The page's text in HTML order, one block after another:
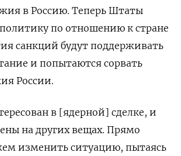
в Россию. Теперь Штаты
по отношению к стране
санкций будут поддерживать
и попытаются сорвать
России.
в [ядерной] сделке, и
на других вещах. Прямо
изменить ситуацию, пытаясь